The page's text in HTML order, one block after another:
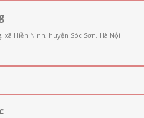
xã Hiền Ninh, huyện Sóc Sơn, Hà Nội